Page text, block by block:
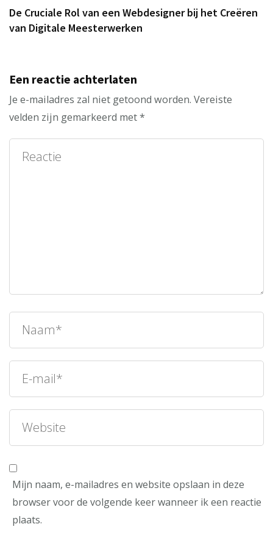
De Cruciale Rol van een Webdesigner bij het Creëren
van Digitale Meesterwerken
Een reactie achterlaten
Je e-mailadres zal niet getoond worden. Vereiste
velden zijn gemarkeerd met*
Mijn naam, e-mailadres en website opslaan in deze
browser voor de volgende keer wanneer ik een reactie
plaats.